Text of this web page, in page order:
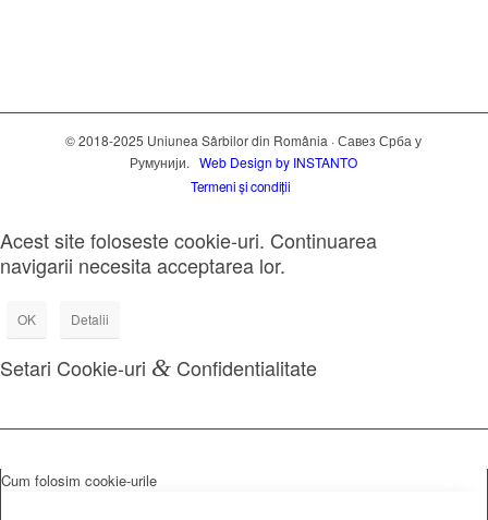
© 2018-2025 Uniunea Sârbilor din România · Савез Срба у
Румунији.Web Design by INSTANTO
Termeni și condiții
Acest site foloseste cookie-uri. Continuarea
navigarii necesita acceptarea lor.
OK Detalii
Setari Cookie-uri & Confidentialitate
Cum folosim cookie-urile